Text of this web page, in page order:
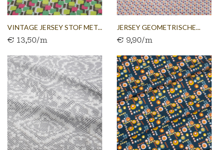
VINTAGE JERSEY STOF MET...
€ 13,50/m
JERSEY GEOMETRISCHE...
€ 9,90/m